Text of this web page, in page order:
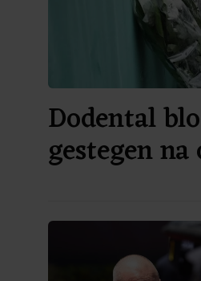
Dodental
gestegen